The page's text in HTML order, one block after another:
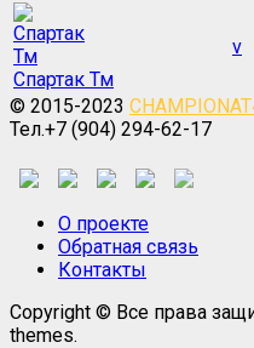
Спартак Тм
v
© 2015-2023
Тел.+7 (904) 294-62-17
О проекте
Обратная связь
Контакты
Copyright © Все права
themes.